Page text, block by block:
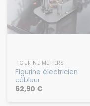
FIGURINE MÉTIERS
Figurine électricien
câbleur
62,90 €